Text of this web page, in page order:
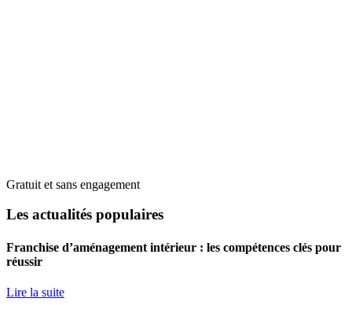
Gratuit et sans engagement
Les actualités populaires
Franchise d’aménagement intérieur : les compétences clés pour
réussir
Lire la suite